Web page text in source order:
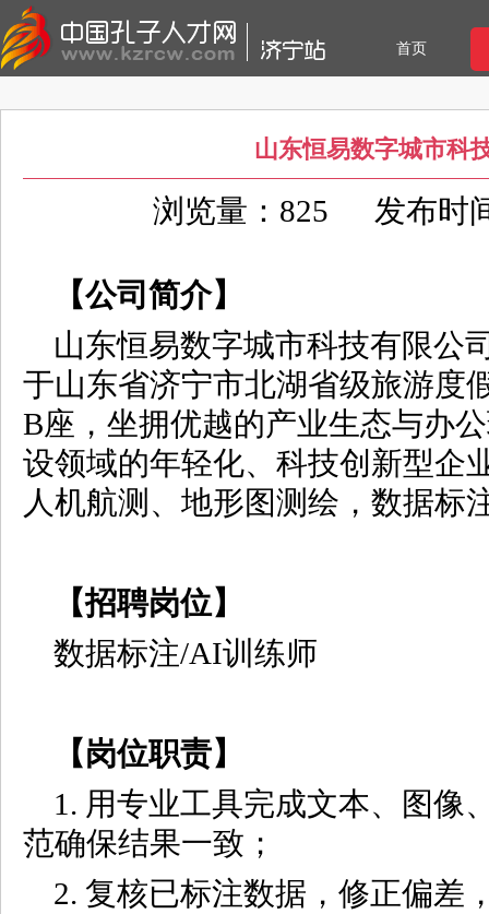
首页
山东恒易数字城市科
浏览量：825 发布时
【公司简介】
山东恒易数字城市科技有限公
于山东省济宁市北湖省级旅游
B座，坐拥优越的产业生态与办
设领域的年轻化、科技创新型企
人机航测、地形图测绘，数据标
【招聘岗位】
数据标注/AI训练师
【岗位职责】
1. 用专业工具完成文本、图像
范确保结果一致；
2. 复核已标注数据，修正偏差